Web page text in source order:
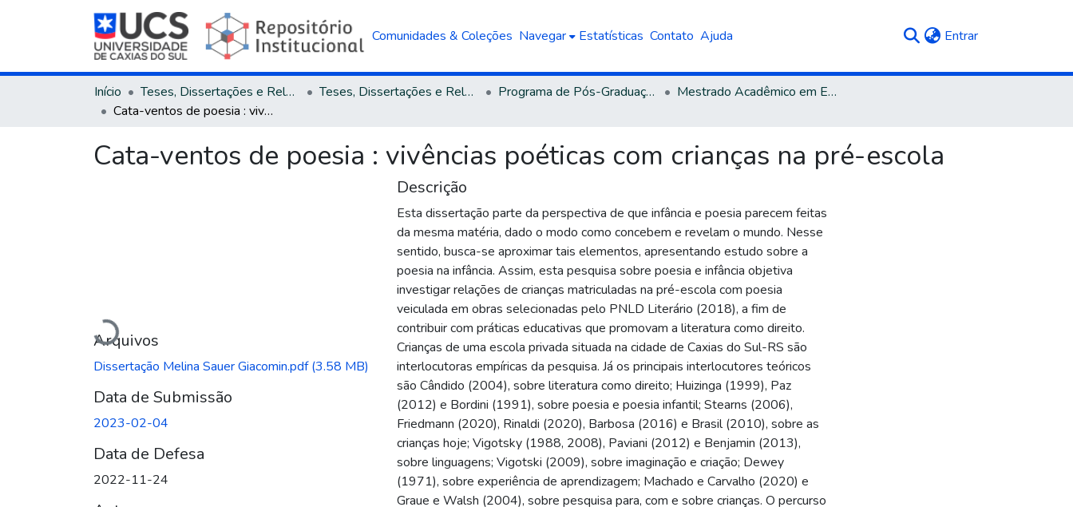
Comunidades & Coleções Navegar Estatísticas Contato Ajuda Entrar(current)
Início Teses, Dissertações e Relatórios Teses, Dissertações e Relatórios defendidos na UCS Programa de Pós-Graduação em Educação
Mestrado Acadêmico em Educação
Cata-ventos de poesia : vivências poéticas com crianças na pré-escola
Cata-ventos de poesia : vivências poéticas com crianças na pré-escola
Carregando...
Arquivos
Dissertação Melina Sauer Giacomin.pdf(3.58 MB)
Data de Submissão
2023-02-04
Data de Defesa
2022-11-24
Descrição
Esta dissertação parte da perspectiva de que infância e poesia parecem feitas
da mesma matéria, dado o modo como concebem e revelam o mundo. Nesse
sentido, busca-se aproximar tais elementos, apresentando estudo sobre a
poesia na infância. Assim, esta pesquisa sobre poesia e infância objetiva
investigar relações de crianças matriculadas na pré-escola com poesia
veiculada em obras selecionadas pelo PNLD Literário (2018), a fim de
contribuir com práticas educativas que promovam a literatura como direito.
Crianças de uma escola privada situada na cidade de Caxias do Sul-RS são
interlocutoras empíricas da pesquisa. Já os principais interlocutores teóricos
são Cândido (2004), sobre literatura como direito; Huizinga (1999), Paz
(2012) e Bordini (1991), sobre poesia e poesia infantil; Stearns (2006),
Friedmann (2020), Rinaldi (2020), Barbosa (2016) e Brasil (2010), sobre as
crianças hoje; Vigotsky (1988, 2008), Paviani (2012) e Benjamin (2013),
sobre linguagens; Vigotski (2009), sobre imaginação e criação; Dewey
(1971), sobre experiência de aprendizagem; Machado e Carvalho (2020) e
Graue e Walsh (2004), sobre pesquisa para, com e sobre crianças. O percurso